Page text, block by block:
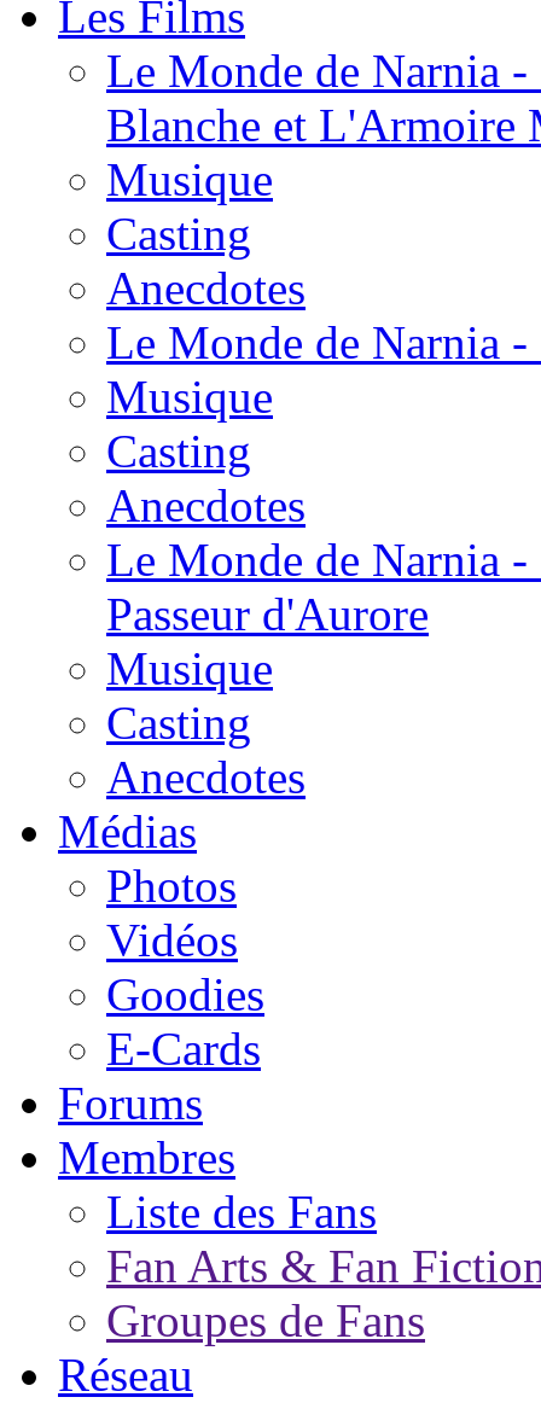
Les Films
Le Monde de Narnia
Blanche et L'Armoire
Musique
Casting
Anecdotes
Le Monde de Narnia
Musique
Casting
Anecdotes
Le Monde de Narnia
Passeur d'Aurore
Musique
Casting
Anecdotes
Médias
Photos
Vidéos
Goodies
E-Cards
Forums
Membres
Liste des Fans
Fan Arts & Fan
Groupes de Fans
Réseau